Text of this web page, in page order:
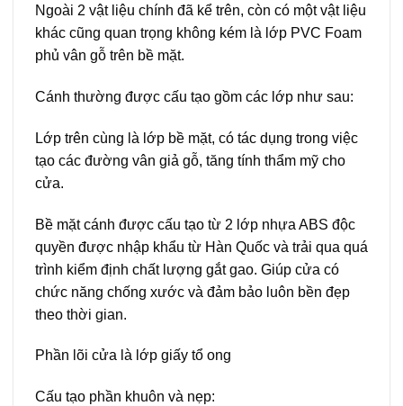
Ngoài 2 vật liệu chính đã kể trên, còn có một vật liệu
khác cũng quan trọng không kém là lớp PVC Foam
phủ vân gỗ trên bề mặt.
Cánh thường được cấu tạo gồm các lớp như sau:
Lớp trên cùng là lớp bề mặt, có tác dụng trong việc
tạo các đường vân giả gỗ, tăng tính thẩm mỹ cho
cửa.
Bề mặt cánh được cấu tạo từ 2 lớp nhựa ABS độc
quyền được nhập khẩu từ Hàn Quốc và trải qua quá
trình kiểm định chất lượng gắt gao. Giúp cửa có
chức năng chống xước và đảm bảo luôn bền đẹp
theo thời gian.
Phần lõi cửa là lớp giấy tổ ong
Cấu tạo phần khuôn và nẹp: